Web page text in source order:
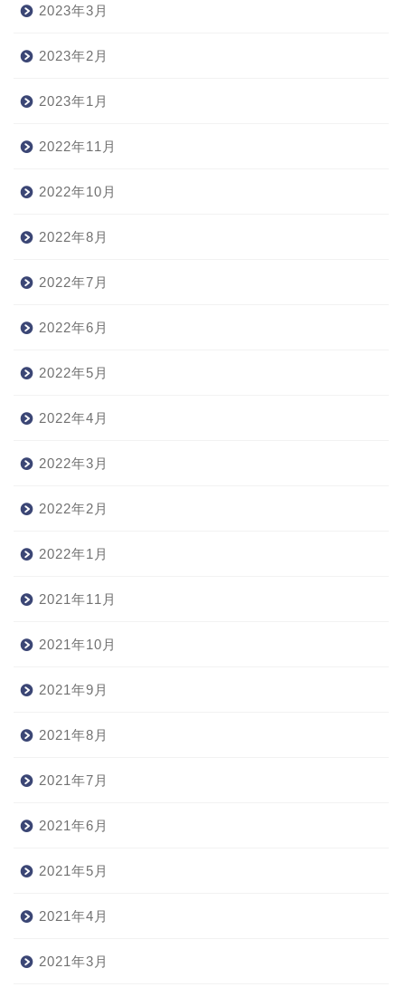
2023年3月
2023年2月
2023年1月
2022年11月
2022年10月
2022年8月
2022年7月
2022年6月
2022年5月
2022年4月
2022年3月
2022年2月
2022年1月
2021年11月
2021年10月
2021年9月
2021年8月
2021年7月
2021年6月
2021年5月
2021年4月
2021年3月